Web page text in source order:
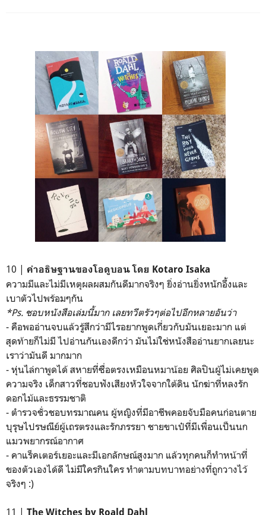
10 | คำอธิษฐานของโอดูบอน โดย Kotaro Isaka
ความมีและไม่มีเหตุผลผสมกันดีมากจริงๆ ยิ่งอ่านยิ่งหนักอึ้งและ
เบาตัวไปพร้อมๆกัน
*Ps. ชอบหนังสือเล่มนี้มาก เลยทวีตรัวๆต่อไปอีกหลายอันว่า
- คือพออ่านจบแล้วรู้สึกว่ามีไรอยากพูดเกี่ยวกับมันเยอะมาก แต่
สุดท้ายก็ไม่มี ไปอ่านกันเองดีกว่า มันไม่ใช่หนังสืออ่านยากเลยนะ
เราว่ามันดี มากมาก
- หุ่นไล่กาพูดได้ สหายที่ซื่อตรงเหมือนหมาน้อย ศิลปินผู้ไม่เคยพูด
ความจริง เด็กสาวที่ชอบฟังเสียงหัวใจจากใต้ดิน นักฆ่าที่หลงรัก
ดอกไม้และธรรมชาติ
- ตำรวจชั่วชอบทรมาณคน ผู้หญิงที่มีอาชีพคอยจับมือคนก่อนตาย
บุรุษไปรษณีย์ผู้เถรตรงและรักภรรยา ชายขาเป๋ที่มีเพื่อนเป็นนก
แมวพยากรณ์อากาศ
- คาแร็คเตอร์เยอะและมีเอกลักษณ์สูงมาก แล้วทุกคนก็ทำหน้าที่
ของตัวเองได้ดี ไม่มีใครกินใคร ทำตามบทบาทอย่างที่ถูกวางไว้
จริงๆ :)
11 | The Witches by Roald Dahl